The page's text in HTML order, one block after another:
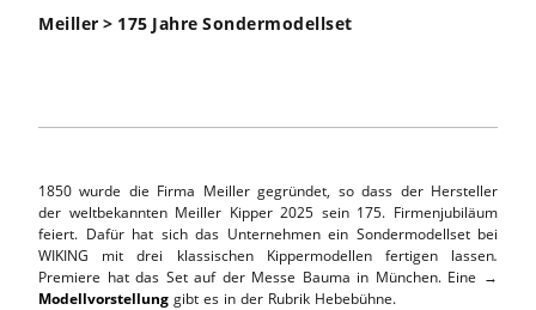
Meiller > 175 Jahre Sondermodellset
1850 wurde die Firma Meiller gegründet, so dass der Hersteller
der weltbekannten Meiller Kipper 2025 sein 175. Firmenjubiläum
feiert. Dafür hat sich das Unternehmen ein Sondermodellset bei
WIKING mit drei klassischen Kippermodellen fertigen lassen.
Premiere hat das Set auf der Messe Bauma in München. Eine →
Modellvorstellung gibt es in der Rubrik Hebebühne.